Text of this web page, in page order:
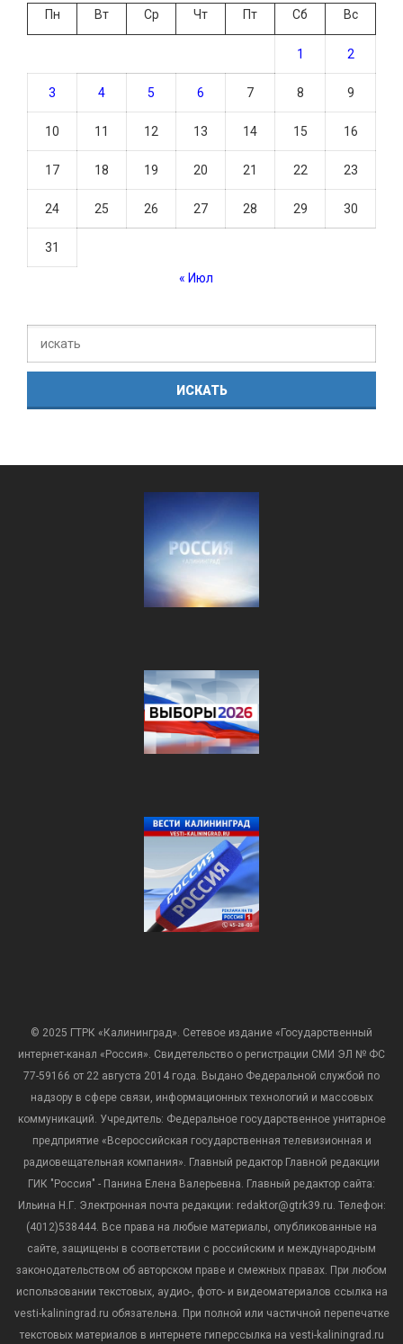
Пн
Вт Ср Чт Пт Сб Вс
1 2
3 4 5 6 7 8 9
10 11 12 13 14 15 16
17 18 19 20 21 22 23
24 25 26 27 28 29 30
31
« Июл
© 2025 ГТРК «Калининград». Сетевое издание «Государственный
интернет-канал «Россия». Свидетельство о регистрации СМИ ЭЛ № ФС
77-59166 от 22 августа 2014 года. Выдано Федеральной службой по
надзору в сфере связи, информационных технологий и массовых
коммуникаций. Учредитель: Федеральное государственное унитарное
предприятие «Всероссийская государственная телевизионная и
радиовещательная компания». Главный редактор Главной редакции
ГИК "Россия" - Панина Елена Валерьевна. Главный редактор сайта:
Ильина Н.Г. Электронная почта редакции: redaktor@gtrk39.ru. Телефон:
(4012)538444. Все права на любые материалы, опубликованные на
сайте, защищены в соответствии с российским и международным
законодательством об авторском праве и смежных правах. При любом
использовании текстовых, аудио-, фото- и видеоматериалов ссылка на
vesti-kaliningrad.ru обязательна. При полной или частичной перепечатке
текстовых материалов в интернете гиперссылка на vesti-kaliningrad.ru